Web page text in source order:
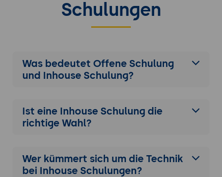
Die Teilnehmer arbeiten in Gruppen an einem
End-to-End-Szenario, in dem sie ein
der Planung über die initiale Konfiguration bis
hin zur Implementierung von
Jede Gruppe präsentiert anschließend ihren
Lösungsansatz, gefolgt von einer
moderierten Feedbackrunde zur Vertiefung
Schulungen
Was bedeutet Offene Schulung
und Inhouse Schulung?
Ist eine Inhouse Schulung die
richtige Wahl?
Wer kümmert sich um die Technik
bei Inhouse Schulungen?